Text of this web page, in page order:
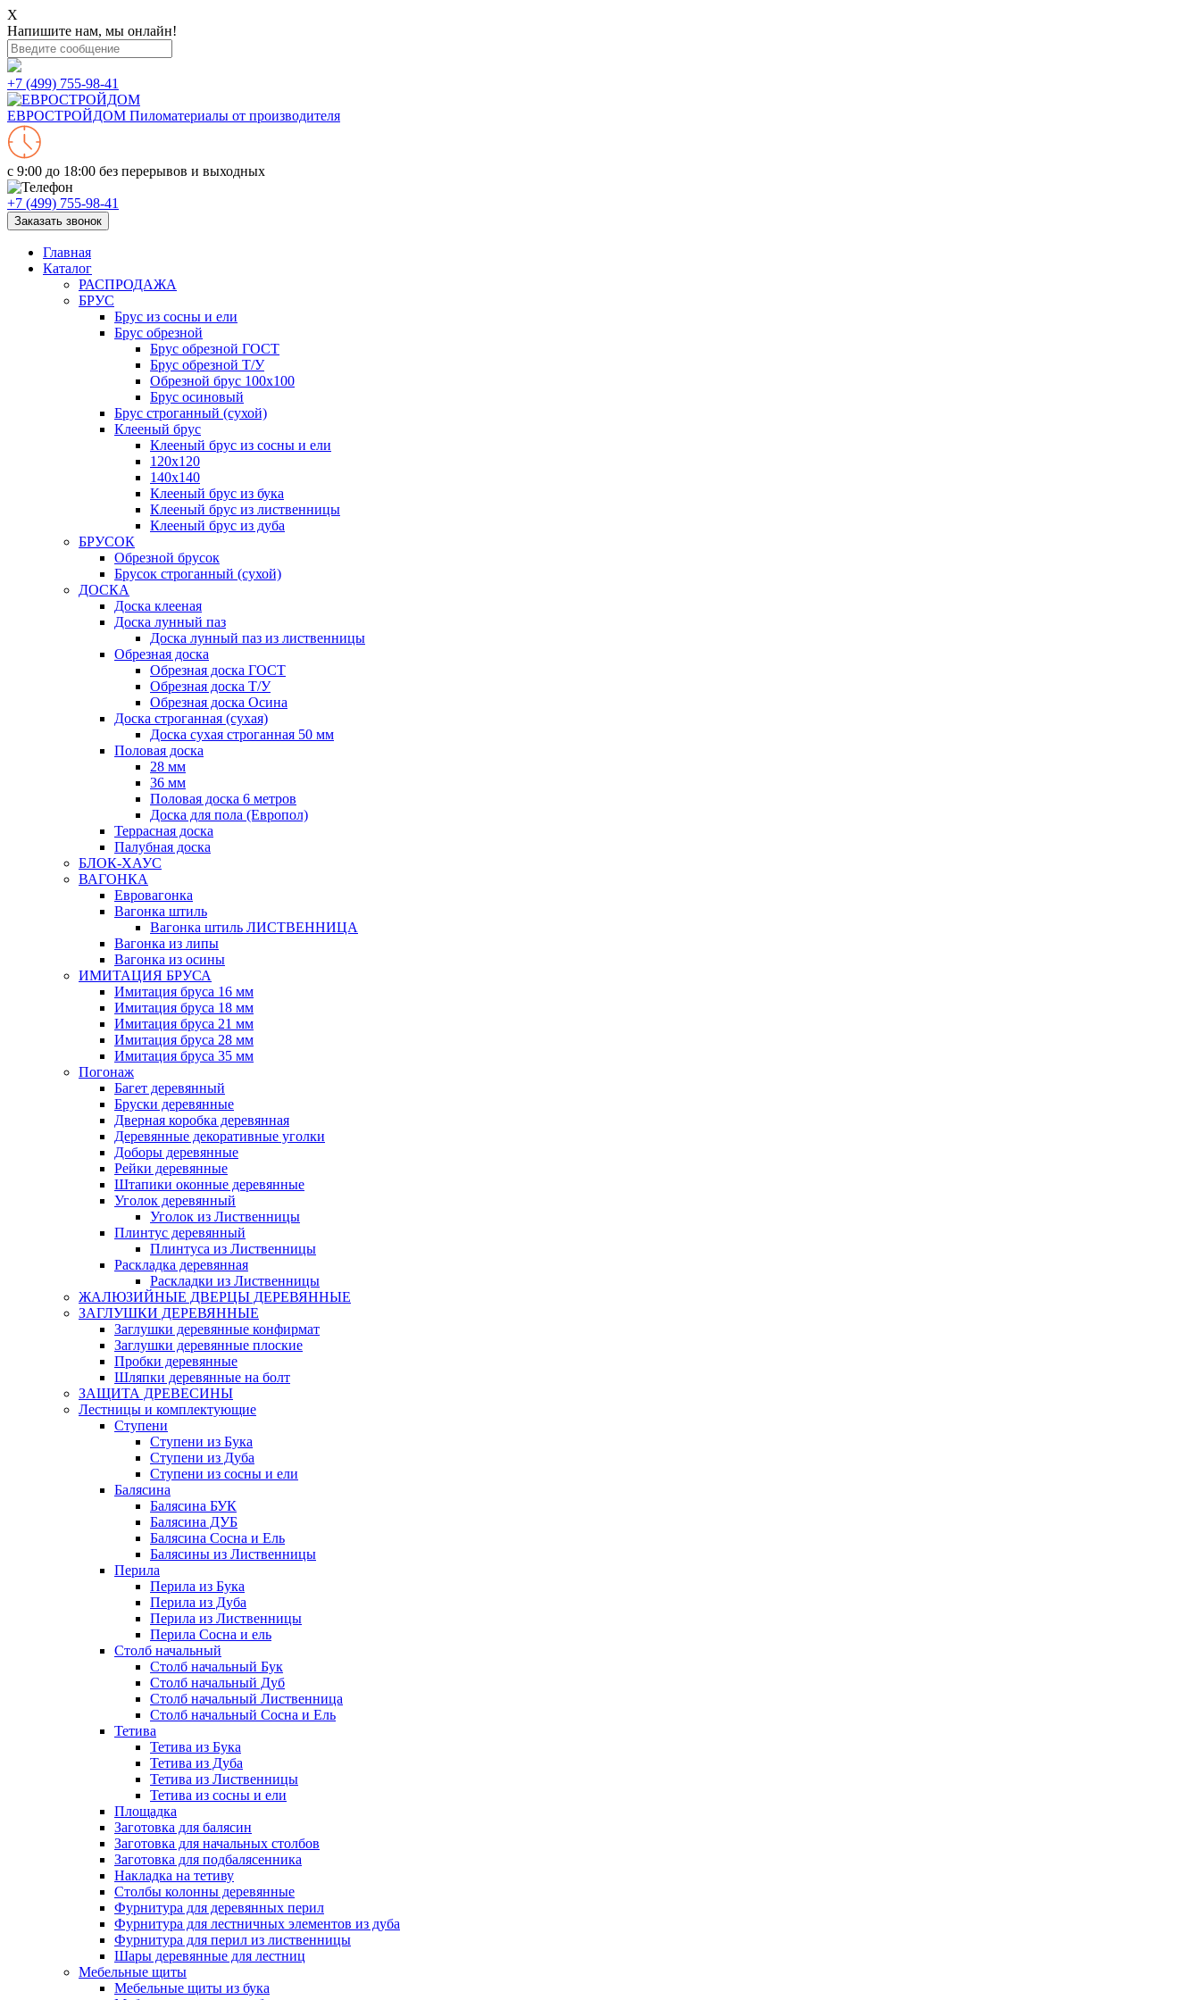
X
Напишите нам, мы онлайн!
+7 (499) 755-98-41
ЕВРОСТРОЙДОМ Пиломатериалы от производителя
с 9:00 до 18:00 без перерывов и выходных
+7 (499) 755-98-41
Заказать звонок
Главная
Каталог
РАСПРОДАЖА
БРУС
Брус из сосны и ели
Брус обрезной
Брус обрезной ГОСТ
Брус обрезной Т/У
Обрезной брус 100х100
Брус осиновый
Брус строганный (сухой)
Клееный брус
Клееный брус из сосны и ели
120х120
140х140
Клееный брус из бука
Клееный брус из лиственницы
Клееный брус из дуба
БРУСОК
Обрезной брусок
Брусок строганный (сухой)
ДОСКА
Доска клееная
Доска лунный паз
Доска лунный паз из лиственницы
Обрезная доска
Обрезная доска ГОСТ
Обрезная доска Т/У
Обрезная доска Осина
Доска строганная (сухая)
Доска сухая строганная 50 мм
Половая доска
28 мм
36 мм
Половая доска 6 метров
Доска для пола (Европол)
Террасная доска
Палубная доска
БЛОК-ХАУС
ВАГОНКА
Евровагонка
Вагонка штиль
Вагонка штиль ЛИСТВЕННИЦА
Вагонка из липы
Вагонка из осины
ИМИТАЦИЯ БРУСА
Имитация бруса 16 мм
Имитация бруса 18 мм
Имитация бруса 21 мм
Имитация бруса 28 мм
Имитация бруса 35 мм
Погонаж
Багет деревянный
Бруски деревянные
Дверная коробка деревянная
Деревянные декоративные уголки
Доборы деревянные
Рейки деревянные
Штапики оконные деревянные
Уголок деревянный
Уголок из Лиственницы
Плинтус деревянный
Плинтуса из Лиственницы
Раскладка деревянная
Раскладки из Лиственницы
ЖАЛЮЗИЙНЫЕ ДВЕРЦЫ ДЕРЕВЯННЫЕ
ЗАГЛУШКИ ДЕРЕВЯННЫЕ
Заглушки деревянные конфирмат
Заглушки деревянные плоские
Пробки деревянные
Шляпки деревянные на болт
ЗАЩИТА ДРЕВЕСИНЫ
Лестницы и комплектующие
Ступени
Ступени из Бука
Ступени из Дуба
Ступени из сосны и ели
Балясина
Балясина БУК
Балясина ДУБ
Балясина Сосна и Ель
Балясины из Лиственницы
Перила
Перила из Бука
Перила из Дуба
Перила из Лиственницы
Перила Сосна и ель
Столб начальный
Столб начальный Бук
Столб начальный Дуб
Столб начальный Лиственница
Столб начальный Сосна и Ель
Тетива
Тетива из Бука
Тетива из Дуба
Тетива из Лиственницы
Тетива из сосны и ели
Площадка
Заготовка для балясин
Заготовка для начальных столбов
Заготовка для подбалясенника
Накладка на тетиву
Столбы колонны деревянные
Фурнитура для деревянных перил
Фурнитура для лестничных элементов из дуба
Фурнитура для перил из лиственницы
Шары деревянные для лестниц
Мебельные щиты
Мебельные щиты из бука